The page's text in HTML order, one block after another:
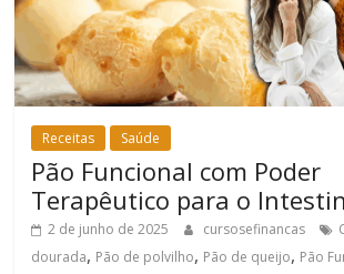
Receitas Saúde
Pão Funcional com Poder
Terapêutico para o
2 de junho de 2025 cursosefinancas
dourada, Pão de polvilho, Pão de queijo, Pão